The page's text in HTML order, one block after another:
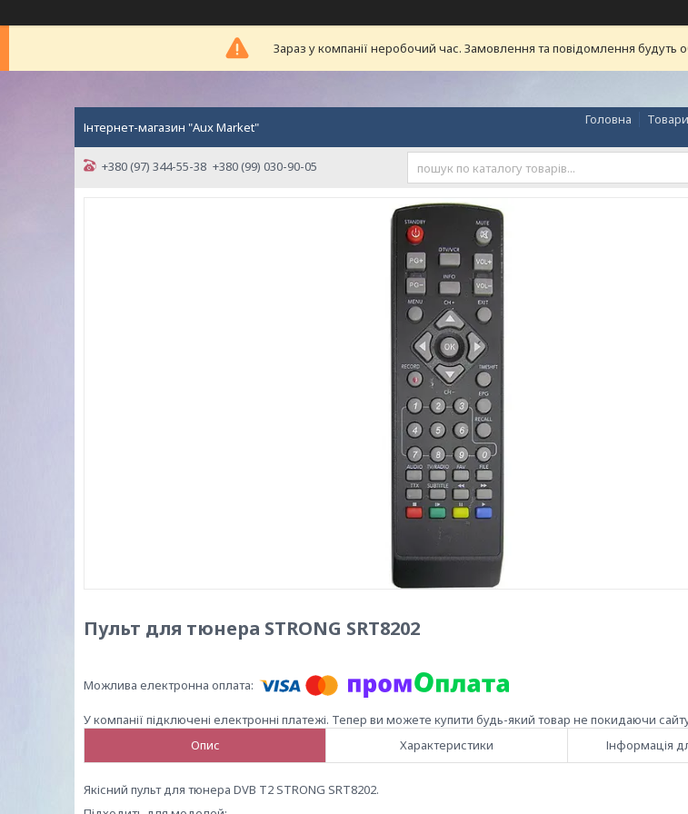
Зараз у компанії неробочий час. Замовлення та повідомлення будуть
Інтернет-магазин "Aux Market"
Головна
+380 (97) 344-55-38 +380 (99) 030-90-05
Пульт для тюнера STRONG SRT8202
У компанії підключені електронні платежі. Тепер ви можете купити будь-який товар не покидаючи
Опис
Характеристики Інформація
Якісний пульт для тюнера DVB Т2 STRONG SRT8202.